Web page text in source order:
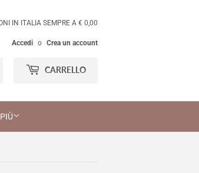
IN ITALIA SEMPRE A € 0,00
Accedi o Crea un account
CARRELLO